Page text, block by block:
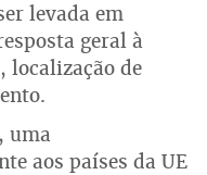
levada em
geral à
localização de
uma
aos países da UE